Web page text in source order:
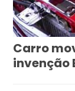
Carro
invenção